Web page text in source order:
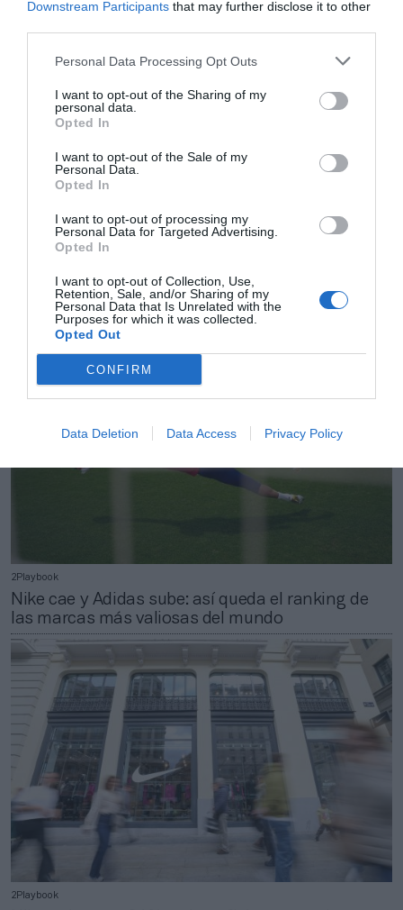
Downstream Participants that may further disclose it to other
Personal Data Processing Opt Outs
I want to opt-out of the Sharing of my
personal data.
Opted In
I want to opt-out of the Sale of my
Personal Data.
Opted In
I want to opt-out of processing my
Personal Data for Targeted Advertising.
Opted In
I want to opt-out of Collection, Use,
Retention, Sale, and/or Sharing of my
Personal Data that Is Unrelated with the
Purposes for which it was collected.
Opted Out
CONFIRM
Data Deletion Data Access Privacy Policy
2Playbook
Racing de Avellaneda con un contrato hasta
2Playbook
Nike cae y Adidas sube: así queda el ranking de
las marcas más valiosas del mundo
2Playbook